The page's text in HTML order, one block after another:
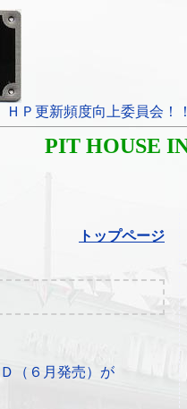
ＨＰ更新頻度向上委員会
PIT HOUSE
トップページ
（６月発売）が